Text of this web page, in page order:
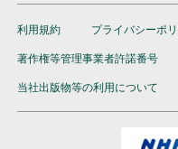
利用規約 プライバシーポ
著作権等管理事業者許諾番号
当社出版物等の利用について